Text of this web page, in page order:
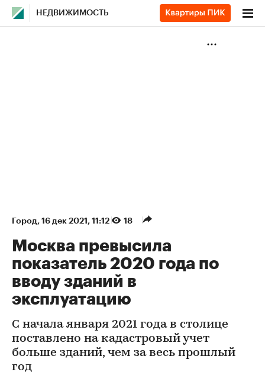
НЕДВИЖИМОСТЬ
Город⁠, 16 дек 2021, 11:12 18
Москва превысила
показатель 2020 года по
вводу зданий в
эксплуатацию
С начала января 2021 года в столице
поставлено на кадастровый учет
больше зданий, чем за весь прошлый
год